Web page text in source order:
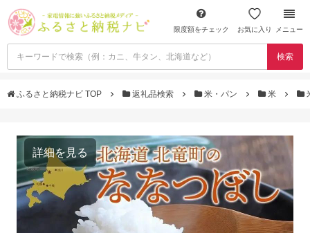
限度額をチェック お気に入り メニュー
検索
ふるさと納税ナビ TOP 返礼品検索 米・パン 米
詳細を見る